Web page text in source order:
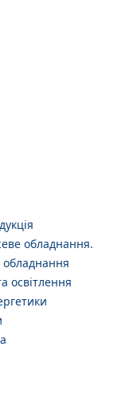
обладнання.
освітлення